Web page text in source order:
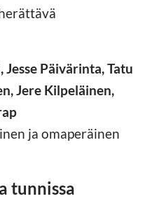
Päivärinta, Tatu
Jere Kilpeläinen,
ja omaperäinen
tunnissa